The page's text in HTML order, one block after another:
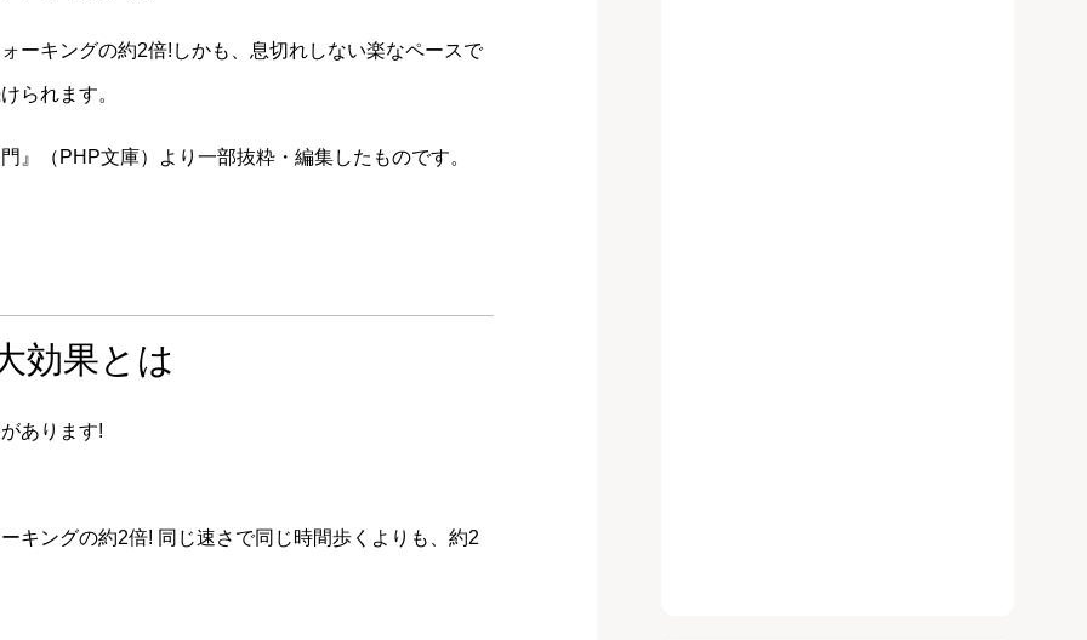
ーキングの約2倍!しかも、息切れしない楽なペースで
られます。
（PHP文庫）より一部抜粋・編集したものです。
効果とは
あります!
キングの約2倍! 同じ速さで同じ時間歩くよりも、約2